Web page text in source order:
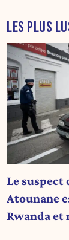
as nervous
LES PLUS
Le
Atounane
Rwanda et